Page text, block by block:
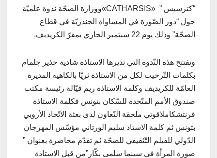
“كترسيس ” «CATHARSIS»ووزارة الصحّة ندوة علميّة
حول “دور الصّورة في المساواة الجندريّة في قطاع
الصحّة” وذلك يوم 22 سبتمبر الجاري بمقرّ الكريديف.
وتفتتح هذه النّدوة التي تديرها الاستاذة شادية خذير جلمام
بكلمات التّرحيب لكل من الاستاذة ثريّا بالكاهية المديرة
العامّة للكريديف وكلمة الاستاذة ريم فيّالة رئيسة مكتب
صندوق الأمم المتّحدة للسّكان بتونس فكلمة الاستاذة
فرنتشكاملاقوتي ملحقة التّعاون لدى بعثة الاتّحاد الأروبي
بتونس ثم كلمة الاستاذ سليم الورتاني مؤسّس المهرجان
الدّولي للفيلم التّثقيفي للصحّة ثم تقدّم محاضرة بعنوان ”
صورة المرأة في سينما سلمى بكّار”من قبل الاستاذة